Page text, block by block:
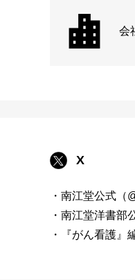
会
X
・南江堂公式（
・南江堂洋書部
・『がん看護』